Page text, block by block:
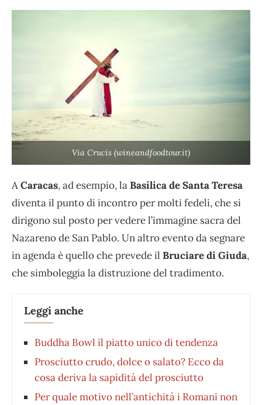
Via Crucis (wineandfoodtour.it)
ACaracas, ad esempio, laBasílica de Santa Teresa
diventa il punto di incontro per molti fedeli, che si
dirigono sul posto per vedere l’immagine sacra del
Nazareno de San Pablo. Un altro evento da segnare
in agenda è quello che prevede il Bruciare di Giuda,
che simboleggia la distruzione del tradimento.
Leggi anche
Buddha Bowl il piatto unico di tendenza
Prosciutto crudo, dolce o salato? Ecco da
cosa deriva la sapidità del prosciutto
Per quale motivo nell’antichità i Romani non